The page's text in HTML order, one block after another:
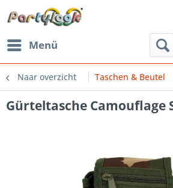
Menü
Naar overzicht Taschen & Beutel
Gürteltasche Camouflage